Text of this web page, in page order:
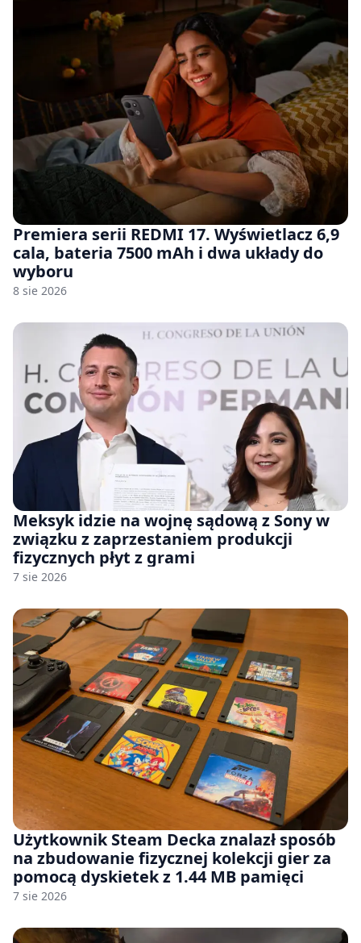
Premiera serii REDMI 17. Wyświetlacz 6,9
cala, bateria 7500 mAh i dwa układy do
wyboru
8 sie 2026
Meksyk idzie na wojnę sądową z Sony w
związku z zaprzestaniem produkcji
fizycznych płyt z grami
7 sie 2026
Użytkownik Steam Decka znalazł sposób
na zbudowanie fizycznej kolekcji gier za
pomocą dyskietek z 1.44 MB pamięci
7 sie 2026